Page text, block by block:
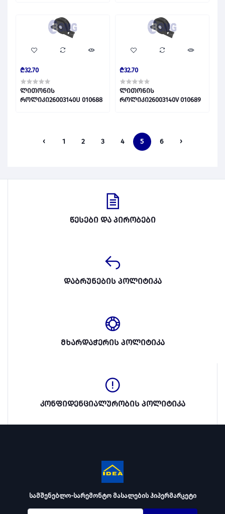
₾32.70
ლითონის
როლიკი26003140U 010688
₾32.70
ლითონის
როლიკი26003140V 010689
‹ 1 2 3 4 5 6 ›
წესები და პირობები
დაბრუნების პოლიტიკა
მხარდაჭერის პოლიტიკა
კონფიდენციალურობის პოლიტიკა
სამშენებლო-სარემონტო მასალების ჰიპერმარკეტი